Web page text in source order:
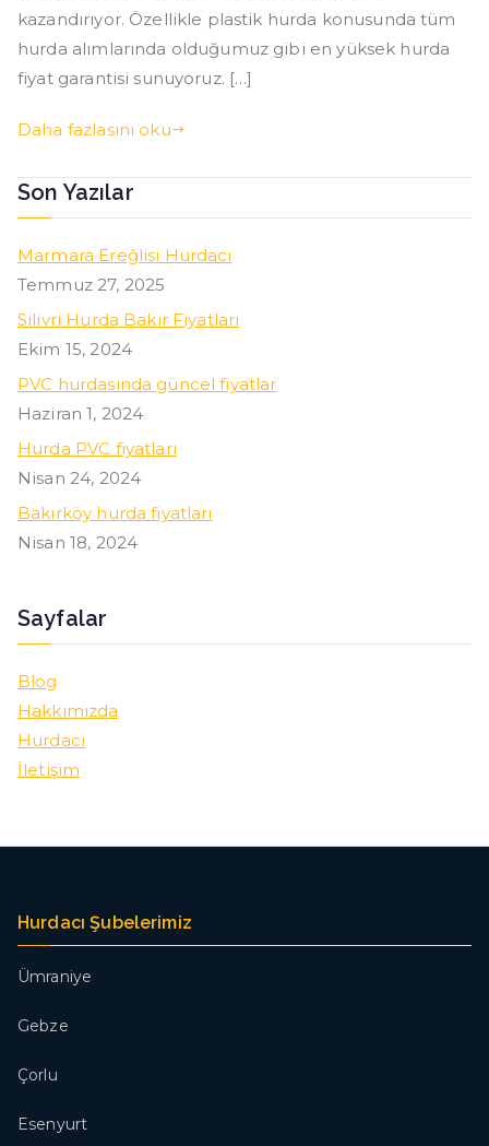
kazandırıyor. Özellikle plastik hurda konusunda tüm
hurda alımlarında olduğumuz gibi en yüksek hurda
fiyat garantisi sunuyoruz. […]
Daha fazlasını oku
Son Yazılar
Marmara Ereğlisi Hurdacı
Temmuz 27, 2025
Silivri Hurda Bakır Fiyatları
Ekim 15, 2024
PVC hurdasında güncel fiyatlar
Haziran 1, 2024
Hurda PVC fiyatları
Nisan 24, 2024
Bakırköy hurda fiyatları
Nisan 18, 2024
Sayfalar
Blog
Hakkımızda
Hurdacı
İletişim
Hurdacı Şubelerimiz
Ümraniye
Gebze
Çorlu
Esenyurt